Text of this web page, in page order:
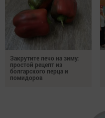
Закрутите лечо на зиму:
простой рецепт из
болгарского перца и
помидоров